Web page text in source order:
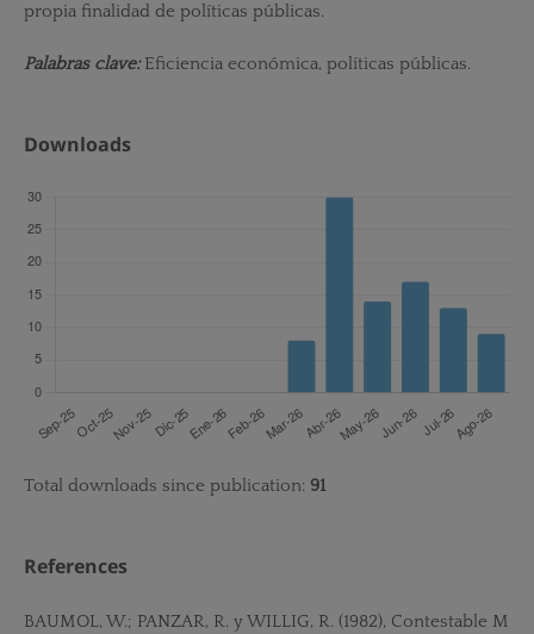
propia finalidad de políticas públicas.
Palabras clave:Eficiencia económica, políticas públicas.
Downloads
Total downloads since publication: 91
References
BAUMOL, W.; PANZAR, R. y WILLIG, R. (1982), Contestable M